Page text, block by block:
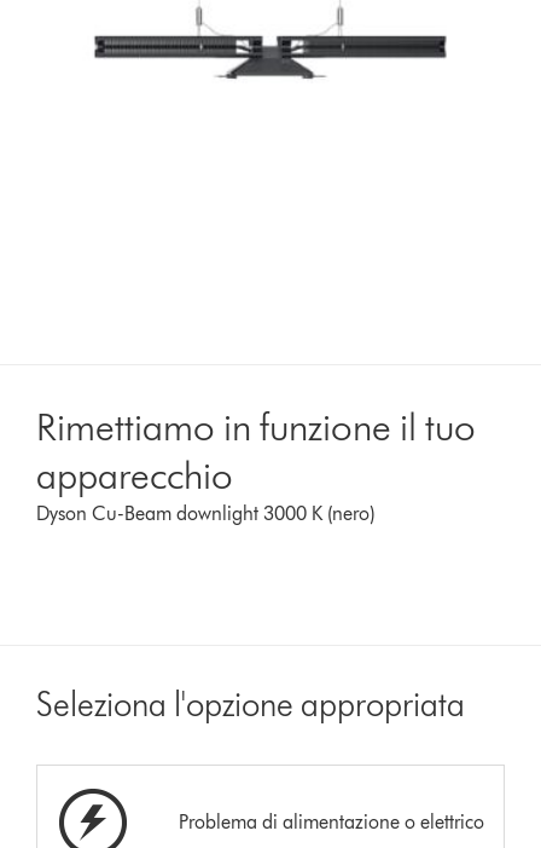
Rimettiamo in funzione il tuo
apparecchio
Dyson Cu-Beam downlight 3000 K (nero)
Seleziona l'opzione appropriata
Problema di alimentazione o elettrico